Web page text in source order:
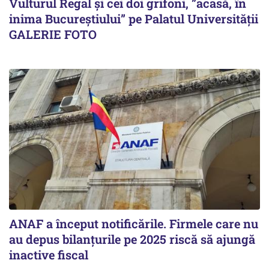
inima Bucureștiului” pe Palatul Universității
GALERIE FOTO
ANAF a început notificările. Firmele care nu
au depus bilanțurile pe 2025 riscă să ajungă
inactive fiscal